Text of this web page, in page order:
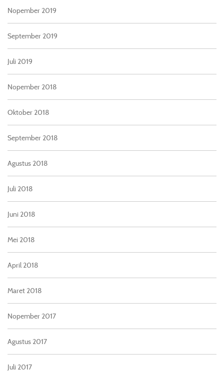
Nopember 2019
September 2019
Juli 2019
Nopember 2018
Oktober 2018
September 2018
Agustus 2018
Juli 2018
Juni 2018
Mei 2018
April 2018
Maret 2018
Nopember 2017
Agustus 2017
Juli 2017